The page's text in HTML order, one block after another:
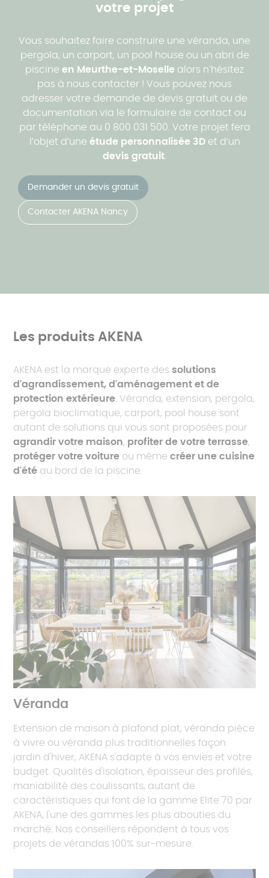
votre projet
Vous souhaitez faire construire une véranda, une
pergola, un carport, un pool house ou un abri de
piscine en Meurthe-et-Moselle alors n’hésitez
pas à nous contacter ! Vous pouvez nous
adresser votre demande de devis gratuit ou de
documentation via le formulaire de contact ou
par téléphone au 0 800 031 500. Votre projet fera
l’objet d’une étude personnalisée 3D et d’un
devis gratuit
Demander un devis gratuit
Contacter AKENA Nancy
Les produits AKENA
AKENA est la marque experte dessolutions
d'agrandissement, d'aménagement et de
protection extérieure . Véranda, extension, pergola,
pergola bioclimatique, carport, pool house sont
autant de solutions qui vous sont proposées pour
agrandir votre maison, profiter de votre terrasse,
protéger votre voiture ou mêmecréer une cuisine
d'été au bord de la piscine.
Véranda
Extension de maison à plafond plat, véranda pièce
à vivre ou véranda plus traditionnelles façon
jardin d'hiver, AKENA s'adapte à vos envies et votre
budget. Qualités d'isolation, épaisseur des profilés,
maniabilité des coulissants, autant de
caractéristiques qui font de la gamme Elite 70 par
AKENA, l'une des gammes les plus abouties du
marché. Nos conseillers répondent à tous vos
projets de vérandas 100% sur-mesure.